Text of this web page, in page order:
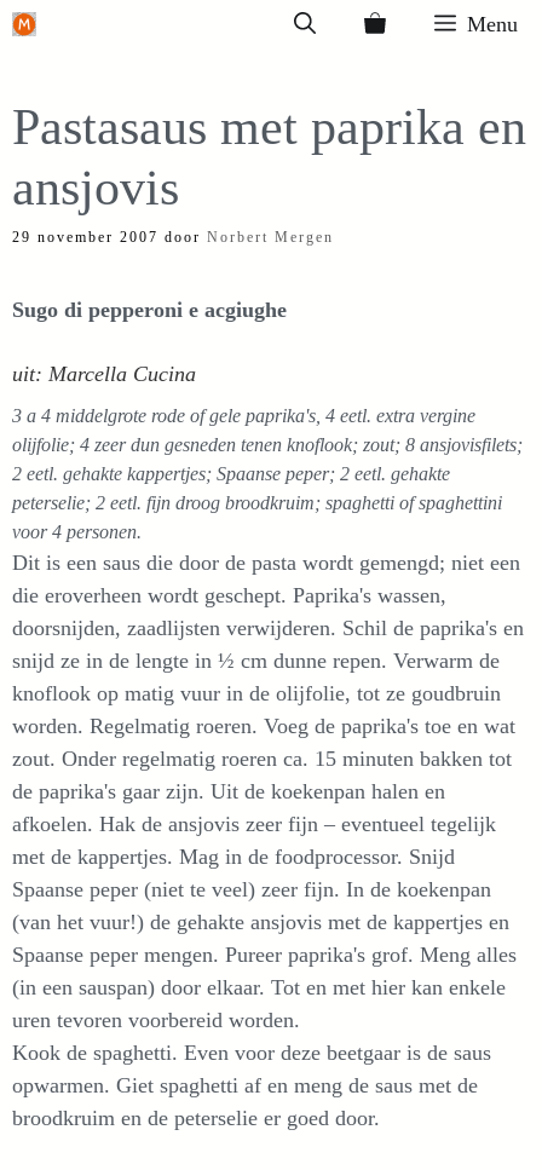
Ga
inhoud
Menu
Pastasaus met paprika en
ansjovis
29 november 2007 door Norbert Mergen
Sugo di pepperoni e acgiughe
uit: Marcella Cucina
3 a 4 middelgrote rode of gele paprika's, 4 eetl. extra vergine
olijfolie; 4 zeer dun gesneden tenen knoflook; zout; 8 ansjovisfilets;
2 eetl. gehakte kappertjes; Spaanse peper; 2 eetl. gehakte
peterselie; 2 eetl. fijn droog broodkruim; spaghetti of spaghettini
voor 4 personen.
Dit is een saus die door de pasta wordt gemengd; niet een
die eroverheen wordt geschept. Paprika's wassen,
doorsnijden, zaadlijsten verwijderen. Schil de paprika's en
snijd ze in de lengte in ½ cm dunne repen. Verwarm de
knoflook op matig vuur in de olijfolie, tot ze goudbruin
worden. Regelmatig roeren. Voeg de paprika's toe en wat
zout. Onder regelmatig roeren ca. 15 minuten bakken tot
de paprika's gaar zijn. Uit de koekenpan halen en
afkoelen. Hak de ansjovis zeer fijn – eventueel tegelijk
met de kappertjes. Mag in de foodprocessor. Snijd
Spaanse peper (niet te veel) zeer fijn. In de koekenpan
(van het vuur!) de gehakte ansjovis met de kappertjes en
Spaanse peper mengen. Pureer paprika's grof. Meng alles
(in een sauspan) door elkaar. Tot en met hier kan enkele
uren tevoren voorbereid worden.
Kook de spaghetti. Even voor deze beetgaar is de saus
opwarmen. Giet spaghetti af en meng de saus met de
broodkruim en de peterselie er goed door.